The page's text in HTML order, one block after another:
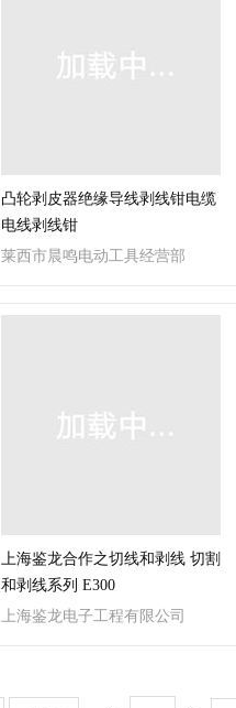
凸轮剥皮器绝缘导线剥线钳电缆
电线剥线钳
莱西市晨鸣电动工具经营部
上海鉴龙合作之切线和剥线 切割
和剥线系列 E300
上海鉴龙电子工程有限公司